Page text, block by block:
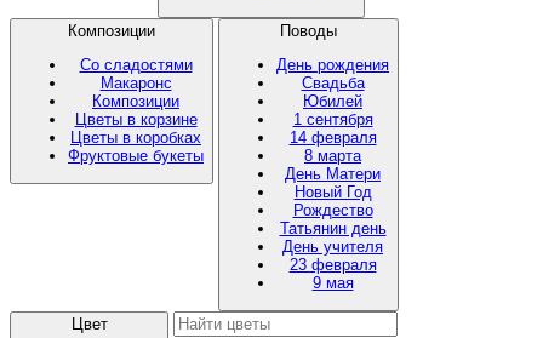
Композиции
Со сладостями
Макаронс
Композиции
Цветы в корзине
Цветы в коробках
Фруктовые букеты
Поводы
День рождения
Свадьба
Юбилей
1 сентября
14 февраля
8 марта
День Матери
Новый Год
Рождество
Татьянин день
День учителя
23 февраля
9 мая
Цвет